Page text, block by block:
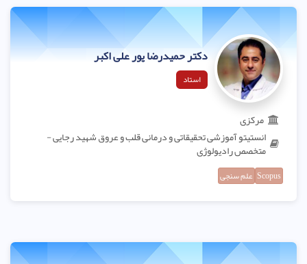
دکتر حمیدرضا پور علی اکبر
استاد
مرکزی
انستیتو آموزشی تحقیقاتی و درمانی قلب و عروق شهید رجایی -
متخصص رادیولوژی
Scopus علم سنجی